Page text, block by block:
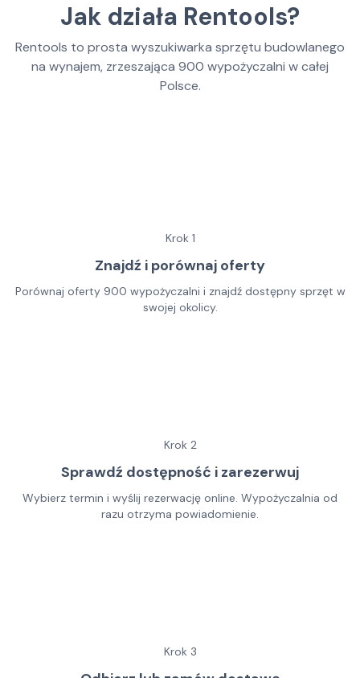
Jak działa Rentools?
Rentools to prosta wyszukiwarka sprzętu budowlanego
na wynajem, zrzeszająca 900 wypożyczalni w całej
Polsce.
Krok 1
Znajdź i porównaj oferty
Porównaj oferty 900 wypożyczalni i znajdź dostępny sprzęt w
swojej okolicy.
Krok 2
Sprawdź dostępność i zarezerwuj
Wybierz termin i wyślij rezerwację online. Wypożyczalnia od
razu otrzyma powiadomienie.
Krok 3